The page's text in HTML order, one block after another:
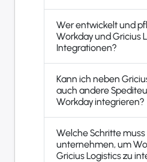
Wer entwickelt und
Workday und Gricius
Integrationen?
Kann ich neben
auch andere
Workday integrieren?
Welche Schritte muss
unternehmen, um
Gricius Logistics zu